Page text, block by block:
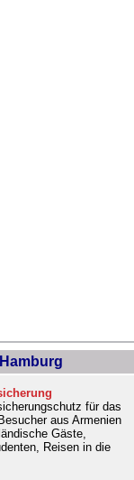
für das
aus Armenien
Gäste,
Reisen in die